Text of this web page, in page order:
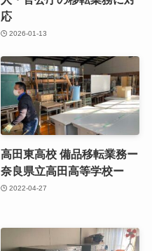
応
2026-01-13
高田東高校 備品移転業務ー
奈良県立高田高等学校ー
2022-04-27